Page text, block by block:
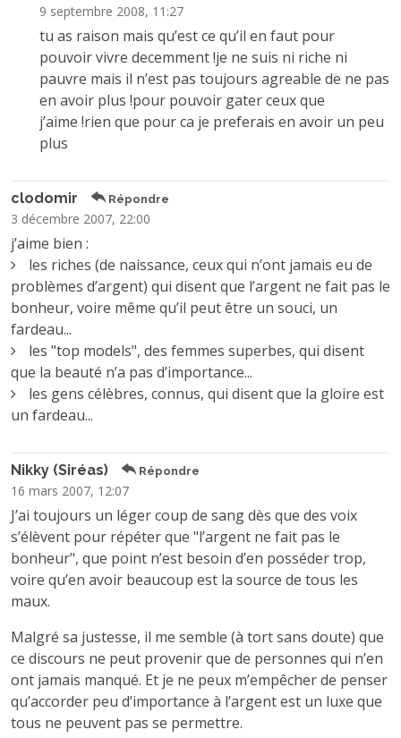
9 septembre 2008, 11:27
tu as raison mais qu’est ce qu’il en faut pour
pouvoir vivre decemment !je ne suis ni riche ni
pauvre mais il n’est pas toujours agreable de ne pas
en avoir plus !pour pouvoir gater ceux que
j’aime !rien que pour ca je preferais en avoir un peu
plus
clodomir Répondre
3 décembre 2007, 22:00
j’aime bien :
les riches (de naissance, ceux qui n’ont jamais eu de
problèmes d’argent) qui disent que l’argent ne fait pas le
bonheur, voire même qu’il peut être un souci, un
fardeau...
les "top models", des femmes superbes, qui disent
que la beauté n’a pas d’importance...
les gens célèbres, connus, qui disent que la gloire est
un fardeau...
Nikky (Siréas) Répondre
16 mars 2007, 12:07
J’ai toujours un léger coup de sang dès que des voix
s’élèvent pour répéter que "l’argent ne fait pas le
bonheur", que point n’est besoin d’en posséder trop,
voire qu’en avoir beaucoup est la source de tous les
maux.
Malgré sa justesse, il me semble (à tort sans doute) que
ce discours ne peut provenir que de personnes qui n’en
ont jamais manqué. Et je ne peux m’empêcher de penser
qu’accorder peu d’importance à l’argent est un luxe que
tous ne peuvent pas se permettre.